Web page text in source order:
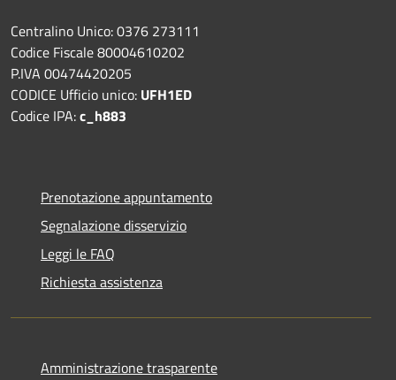
Centralino Unico: 0376 273111
Codice Fiscale 80004610202
P.IVA 00474420205
CODICE Ufficio unico: UFH1ED
Codice IPA:c_h883
Prenotazione appuntamento
Segnalazione disservizio
Leggi le FAQ
Richiesta assistenza
Amministrazione trasparente